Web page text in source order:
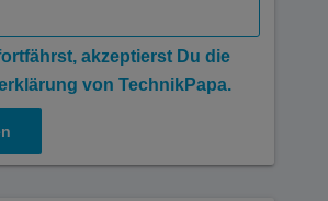
akzeptierst Du die
von TechnikPapa.